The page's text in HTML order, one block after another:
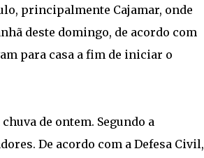
principalmente Cajamar, onde
deste domingo, de acordo com
para casa a fim de iniciar o
de ontem. Segundo a
De acordo com a Defesa Civil,